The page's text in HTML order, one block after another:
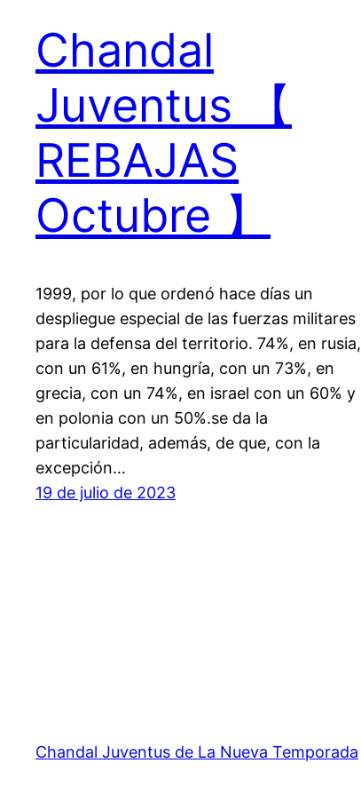
Chandal
Juventus 【
REBAJAS
Octubre 】
1999, por lo que ordenó hace días un
despliegue especial de las fuerzas militares
para la defensa del territorio. 74%, en rusia,
con un 61%, en hungría, con un 73%, en
grecia, con un 74%, en israel con un 60% y
en polonia con un 50%.se da la
particularidad, además, de que, con la
excepción…
19 de julio de 2023
Chandal Juventus de La Nueva Temporada